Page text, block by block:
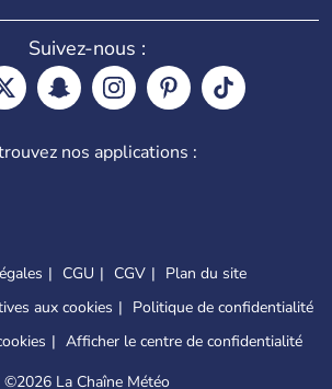
Suivez-nous :
nos applications :
CGU CGV
Plan du site
aux cookies
Politique de confidentialité
Afficher le centre de confidentialité
©2026 La Chaîne Météo